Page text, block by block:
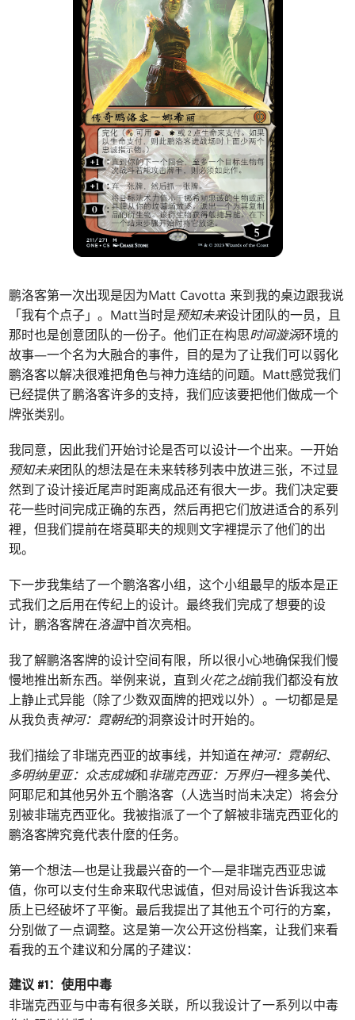
鹏洛客第一次出现是因为Matt Cavotta 来到我的桌边跟我说
「我有个点子」。Matt当时是预知未来设计团队的一员，且
那时也是创意团队的一份子。他们正在构思时间漩涡环境的
故事—一个名为大融合的事件，目的是为了让我们可以弱化
鹏洛客以解决很难把角色与神力连结的问题。Matt感觉我们
已经提供了鹏洛客许多的支持，我们应该要把他们做成一个
牌张类别。
我同意，因此我们开始讨论是否可以设计一个出来。一开始
预知未来团队的想法是在未来转移列表中放进三张，不过显
然到了设计接近尾声时距离成品还有很大一步。我们决定要
花一些时间完成正确的东西，然后再把它们放进适合的系列
裡，但我们提前在塔莫耶夫的规则文字裡提示了他们的出
现。
下一步我集结了一个鹏洛客小组，这个小组最早的版本是正
式我们之后用在传纪上的设计。最终我们完成了想要的设
计，鹏洛客牌在洛温中首次亮相。
我了解鹏洛客牌的设计空间有限，所以很小心地确保我们慢
慢地推出新东西。举例来说，直到火花之战前我们都没有放
上静止式异能（除了少数双面牌的把戏以外）。一切都是是
从我负责神河：霓朝纪的洞察设计时开始的。
我们描绘了非瑞克西亚的故事线，并知道在神河：霓朝纪、
多明纳里亚：众志成城和非瑞克西亚：万界归一裡多美代、
阿耶尼和其他另外五个鹏洛客（人选当时尚未决定）将会分
别被非瑞克西亚化。我被指派了一个了解被非瑞克西亚化的
鹏洛客牌究竟代表什麽的任务。
第一个想法—也是让我最兴奋的一个—是非瑞克西亚忠诚
值，你可以支付生命来取代忠诚值，但对局设计告诉我这本
质上已经破坏了平衡。最后我提出了其他五个可行的方案，
分别做了一点调整。这是第一次公开这份档案，让我们来看
看我的五个建议和分属的子建议：
建议 #1：使用中毒
非瑞克西亚与中毒有很多关联，所以我设计了一系列以中毒